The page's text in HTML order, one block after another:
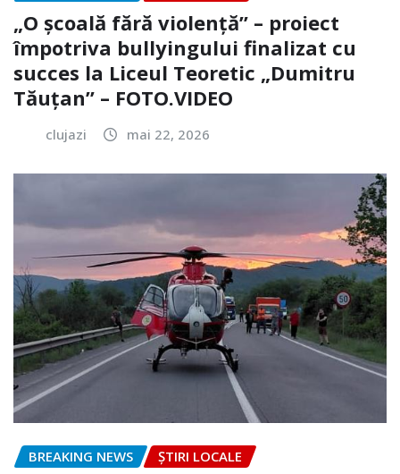
„O școală fără violență” – proiect
împotriva bullyingului finalizat cu
succes la Liceul Teoretic „Dumitru
Tăuțan” – FOTO.VIDEO
clujazi mai 22, 2026
BREAKING NEWS ȘTIRI LOCALE